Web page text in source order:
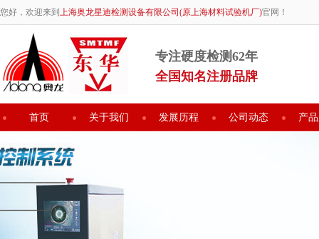
您好，欢迎来到 上海奥龙星迪检测设备有限公司(原上海材料试验机厂)官网！
专注硬度检测62年
全国知名注册品牌
首页 关于我们 发展历程 公司动态 产